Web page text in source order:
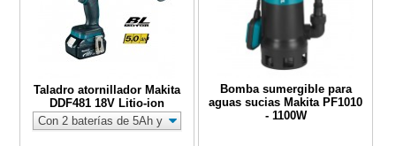
Taladro atornillador Makita
DDF481 18V Litio-ion
Bomba sumergible para
aguas sucias Makita PF1010
- 1100W